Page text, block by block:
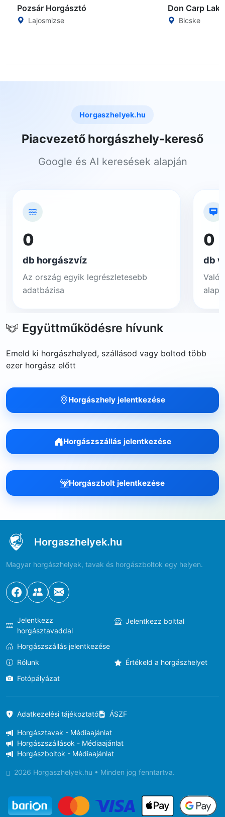
Pozsár Horgásztó
Lajosmizse
Don Carp Lake
Bicske
Horgaszhelyek.hu
Piacvezető horgászhely-kereső
Google és AI keresések alapján
0
db horgászvíz
Az ország egyik legrészletesebb
adatbázisa
0
db
Együttműködésre hívunk
Emeld ki horgászhelyed, szállásod vagy boltod több
ezer horgász előtt
Horgászhely jelentkezése
Horgászszállás jelentkezése
Horgászbolt jelentkezése
Horgaszhelyek.hu
Magyar horgászhelyek, tavak és horgászboltok egy helyen.
Jelentkezz
horgásztavaddal
Jelentkezz bolttal
Horgászszállás jelentkezése
Rólunk
Értékeld a horgászhelyet
Fotópályázat
Adatkezelési tájékoztató ÁSZF
Horgásztavak - Médiaajánlat
Horgászszállások - Médiaajánlat
Horgászboltok - Médiaajánlat
2026 Horgaszhelyek.hu • Minden jog fenntartva.